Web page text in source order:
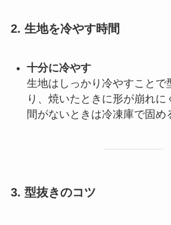
2. 生地を冷やす時間
十分に冷やす
生地はしっかり冷やすことで
り、焼いたときに形が崩れに
間がないときは冷凍庫で固め
3. 型抜きのコツ